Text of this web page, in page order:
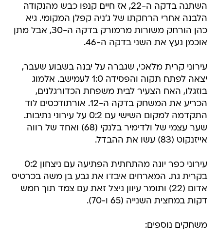
השתנה בדקה ה-22, אז חיים קנפו כבש מהנקודה
הלבנה אחרי הרחקתו של ג'ניה קפלן המקומי. גיא
כהן הורחק משורות מרמורק בדקה ה-30, אבל מתן
אוכמן נעץ את השני בדקה ה-46.
עירוני קרית מלאכי, שגברה על יבנה בשבוע שעבר,
יצאה לפתח תקוה והפסידה 1:0 לעמישב. אלמוג
בוזגלו, האח הצעיר לבית משפחת הכדורגלנים,
הכריע את המשחק בדקה ה-12. אורתודכסים לוד
התקדמה למקום השישי עם 0:2 על עירוני נתיבות.
שער עצמי של ולדימיר בלנקי (68) ואחד של רווה
אייזנקוט (83) עשו את ההבדל.
עירוני כפר יונה מהתחתית הפתיעה עם ניצחון 0:2
בקרית גת. המארחים איבדו את גבע בן משה בכרטיס
אדום (22) ותומר עיוון ניצל זאת עם צמד תוך חמש
דקות במחצית השנייה (65 ו-70).
משחקים נוספים: